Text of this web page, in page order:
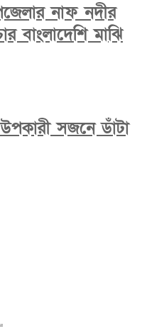
নাফ নদীর
বাংলাদেশি মাঝি
সজনে ডাঁটা